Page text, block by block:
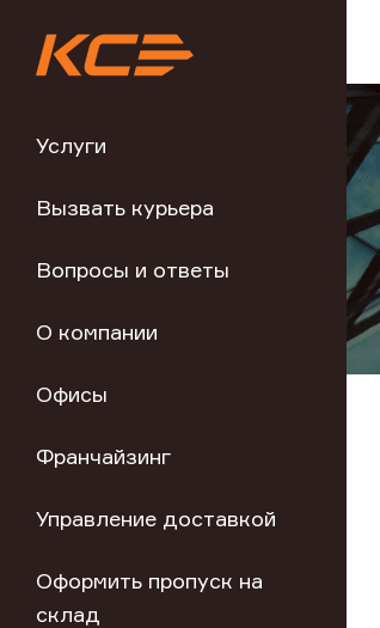
Услуги
Вызвать курьера
Вопросы и ответы
О компании
Офисы
Франчайзинг
Управление доставкой
Оформить пропуск на
склад